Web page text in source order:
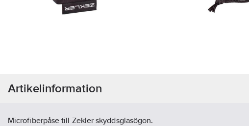
Artikelinformation
Microfiberpåse till Zekler skyddsglasögon.